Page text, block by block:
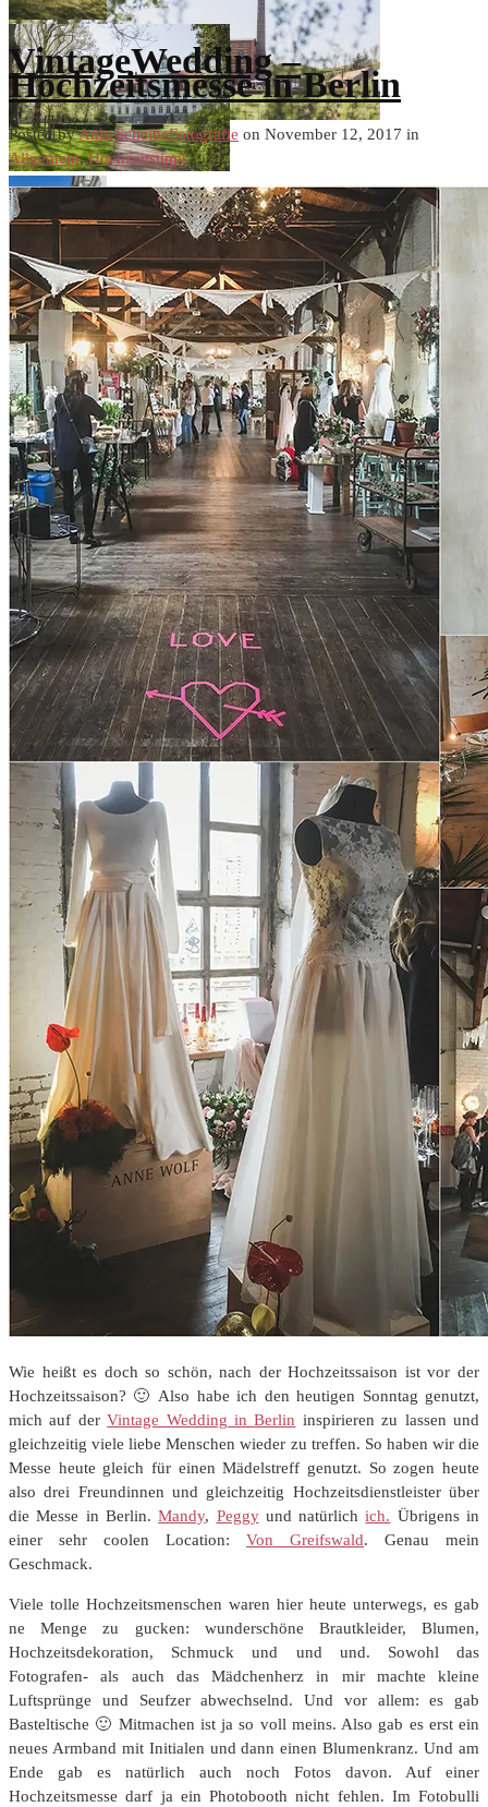
VintageWedding –
Hochzeitsmesse in Berlin
Posted byAnkeScheibeFotografie on November 12, 2017 in
Allgemein,Hochzeitstipps
Wie heißt es doch so schön, nach der Hochzeitssaison ist vor der
Hochzeitssaison? 🙂 Also habe ich den heutigen Sonntag genutzt,
mich auf derVintage Wedding in Berlin inspirieren zu lassen und
gleichzeitig viele liebe Menschen wieder zu treffen. So haben wir die
Messe heute gleich für einen Mädelstreff genutzt. So zogen heute
also drei Freundinnen und gleichzeitig Hochzeitsdienstleister über
die Messe in Berlin.Mandy, Peggyund natürlichich. Übrigens in
einer sehr coolen Location: Von Greifswald. Genau mein
Geschmack.
Viele tolle Hochzeitsmenschen waren hier heute unterwegs, es gab
ne Menge zu gucken: wunderschöne Brautkleider, Blumen,
Hochzeitsdekoration, Schmuck und und und. Sowohl das
Fotografen- als auch das Mädchenherz in mir machte kleine
Luftsprünge und Seufzer abwechselnd. Und vor allem: es gab
Basteltische 🙂 Mitmachen ist ja so voll meins. Also gab es erst ein
neues Armband mit Initialen und dann einen Blumenkranz. Und am
Ende gab es natürlich auch noch Fotos davon. Auf einer
Hochzeitsmesse darf ja ein Photobooth nicht fehlen. Im Fotobulli